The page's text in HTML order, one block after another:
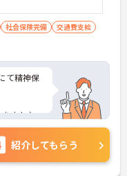
社会保険完備
交通費支給
て精神保
ますよ♪
問い合わ
紹介してもらう